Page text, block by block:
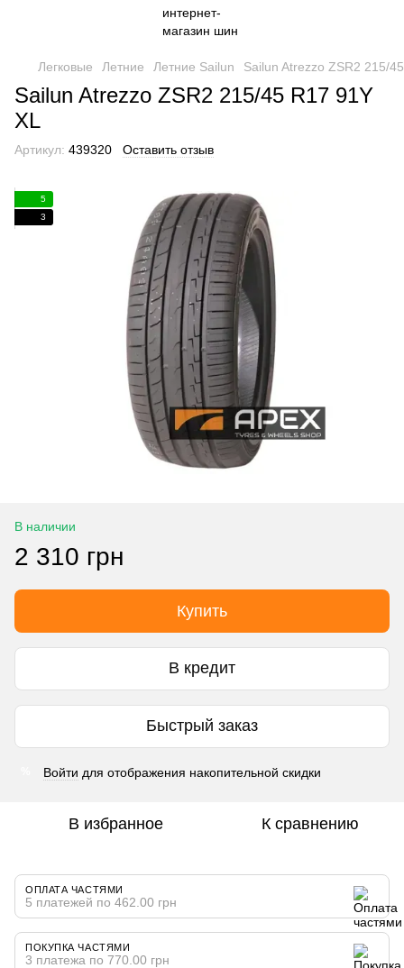
Легковые Летние Летние Sailun Sailun Atrezzo ZSR2 215/
Sailun Atrezzo ZSR2 215/45 R17 91Y
XL
Артикул: 439320 Оставить отзыв
5
3
В наличии
2 310 грн
Купить
В кредит
Быстрый заказ
Войти для отображения накопительной скидки
В избранное К сравнению
ОПЛАТА ЧАСТЯМИ
5 платежей по 462.00 грн
ПОКУПКА ЧАСТЯМИ
3 платежа по 770.00 грн